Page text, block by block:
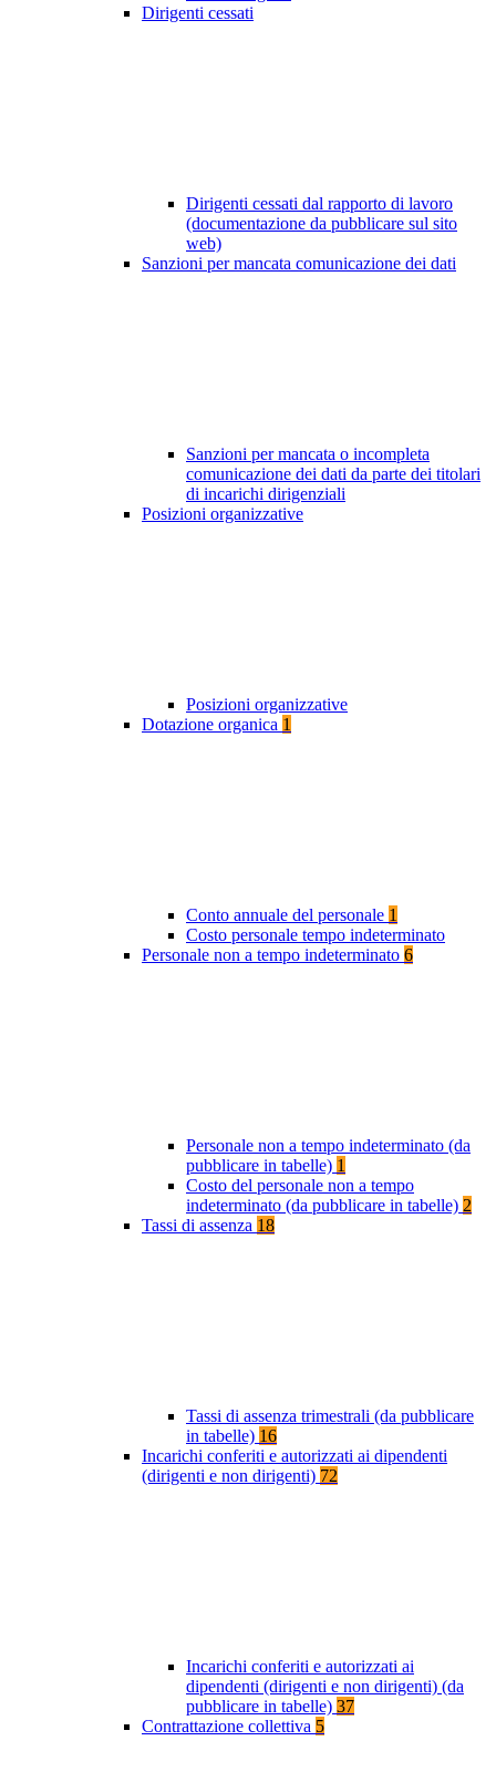
Dirigenti cessati
Dirigenti cessati dal rapporto di lavoro
(documentazione da pubblicare sul sito
web)
Sanzioni per mancata comunicazione dei dati
Sanzioni per mancata o incompleta
comunicazione dei dati da parte dei titolari
di incarichi dirigenziali
Posizioni organizzative
Posizioni organizzative
Dotazione organica 1
Conto annuale del personale 1
Costo personale tempo indeterminato
Personale non a tempo indeterminato 6
Personale non a tempo indeterminato (da
pubblicare in tabelle) 1
Costo del personale non a tempo
indeterminato (da pubblicare in tabelle) 2
Tassi di assenza 18
Tassi di assenza trimestrali (da pubblicare
in tabelle) 16
Incarichi conferiti e autorizzati ai dipendenti
(dirigenti e non dirigenti) 72
Incarichi conferiti e autorizzati ai
dipendenti (dirigenti e non dirigenti) (da
pubblicare in tabelle) 37
Contrattazione collettiva 5